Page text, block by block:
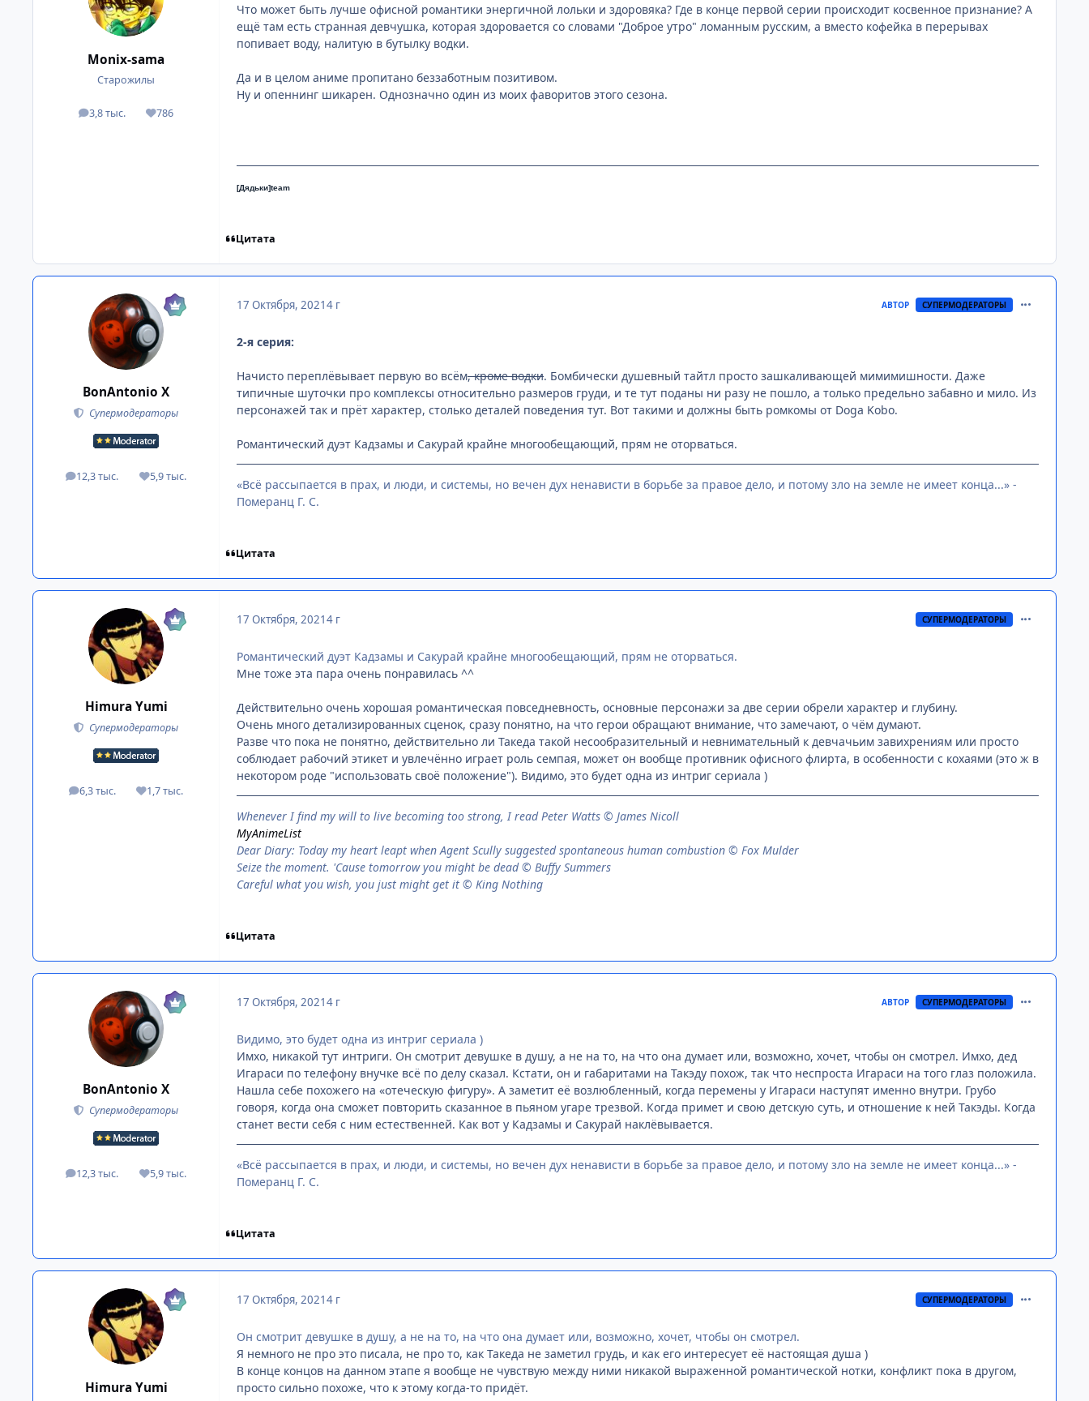
Monix-sama
Старожилы
3,8 тыс.
посты 786
Репутация
Что может быть лучше офисной романтики энергичной лольки и здоровяка? Где в конце первой серии происходит косвенное признание? А
ещё там есть странная девчушка, которая здоровается со словами "Доброе утро" ломанным русским, а вместо кофейка в перерывах
попивает воду, налитую в бутылку водки.
Да и в целом аниме пропитано беззаботным позитивом.
Ну и опеннинг шикарен. Однозначно один из моих фаворитов этого сезона.
[Дядьки]team
Цитата
BonAntonio X
Супермодераторы
12,3 тыс.
посты 5,9 тыс.
Репутация
17 Октября, 20214 г АВТОР СУПЕРМОДЕРАТОРЫ
2-я серия:
Начисто переплёвывает первую во всём, кроме водки. Бомбически душевный тайтл просто зашкаливающей мимимишности. Даже
типичные шуточки про комплексы относительно размеров груди, и те тут поданы ни разу не пошло, а только предельно забавно и мило. Из
персонажей так и прёт характер, столько деталей поведения тут. Вот такими и должны быть ромкомы от Doga Kobo.
Романтический дуэт Кадзамы и Сакурай крайне многообещающий, прям не оторваться.
«Всё рассыпается в прах, и люди, и системы, но вечен дух ненависти в борьбе за правое дело, и потому зло на земле не имеет конца...» -
Померанц Г. С.
Цитата
Himura Yumi
Супермодераторы
6,3 тыс.
посты 1,7 тыс.
Репутация
17 Октября, 20214 г СУПЕРМОДЕРАТОРЫ
Романтический дуэт Кадзамы и Сакурай крайне многообещающий, прям не оторваться.
Мне тоже эта пара очень понравилась ^^
Действительно очень хорошая романтическая повседневность, основные персонажи за две серии обрели характер и глубину.
Очень много детализированных сценок, сразу понятно, на что герои обращают внимание, что замечают, о чём думают.
Разве что пока не понятно, действительно ли Такеда такой несообразительный и невнимательный к девчачьим завихрениям или просто
соблюдает рабочий этикет и увлечённо играет роль семпая, может он вообще противник офисного флирта, в особенности с кохаями (это ж в
некотором роде "использовать своё положение"). Видимо, это будет одна из интриг сериала )
When­ever I find my will to live be­com­ing too strong, I read Peter Watts © James Nicoll
MyAnimeList
Dear Diary: Today my heart leapt when Agent Scully suggested spontaneous human combustion © Fox Mulder
Seize the moment. 'Cause tomorrow you might be dead © Buffy Summers
Careful what you wish, you just might get it © King Nothing
Цитата
BonAntonio X
Супермодераторы
12,3 тыс.
посты 5,9 тыс.
Репутация
17 Октября, 20214 г АВТОР СУПЕРМОДЕРАТОРЫ
Видимо, это будет одна из интриг сериала )
Имхо, никакой тут интриги. Он смотрит девушке в душу, а не на то, на что она думает или, возможно, хочет, чтобы он смотрел. Имхо, дед
Игараси по телефону внучке всё по делу сказал. Кстати, он и габаритами на Такэду похож, так что неспроста Игараси на того глаз положила.
Нашла себе похожего на «отеческую фигуру‎». А заметит её возлюбленный, когда перемены у Игараси наступят именно внутри. Грубо
говоря, когда она сможет повторить сказанное в пьяном угаре трезвой. Когда примет и свою детскую суть, и отношение к ней Такэды. Когда
станет вести себя с ним естественней. Как вот у Кадзамы и Сакурай наклёвывается.
«Всё рассыпается в прах, и люди, и системы, но вечен дух ненависти в борьбе за правое дело, и потому зло на земле не имеет конца...» -
Померанц Г. С.
Цитата
Himura Yumi
17 Октября, 20214 г СУПЕРМОДЕРАТОРЫ
Он смотрит девушке в душу, а не на то, на что она думает или, возможно, хочет, чтобы он смотрел.
Я немного не про это писала, не про то, как Такеда не заметил грудь, и как его интересует её настоящая душа )
В конце концов на данном этапе я вообще не чувствую между ними никакой выраженной романтической нотки, конфликт пока в другом,
просто сильно похоже, что к этому когда-то придёт.